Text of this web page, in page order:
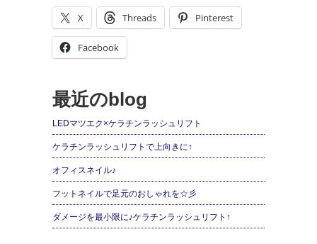
X Threads Pinterest
Facebook
最近のblog
LEDマツエク×ケラチンラッシュリフト
ケラチンラッシュリフトで上向きに↑
オフィスネイル♪
フットネイルで足元のおしゃれを☆彡
ダメージを最小限に♪ケラチンラッシュリフト↑